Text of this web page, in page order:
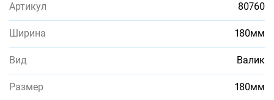
Артикул 80760
Ширина 180мм
Вид Валик
Размер 180мм